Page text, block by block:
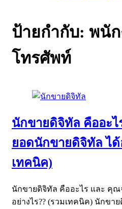
ป้ายกำกับ: พนัก
โทรศัพท์
นักขายดิจิทัล คืออะ
ยอดนักขายดิจิทัล ได้
เทคนิค)
นักขายดิจิทัล คืออะไร และ คุ
อย่างไร?? (รวมเทคนิค) นักขา